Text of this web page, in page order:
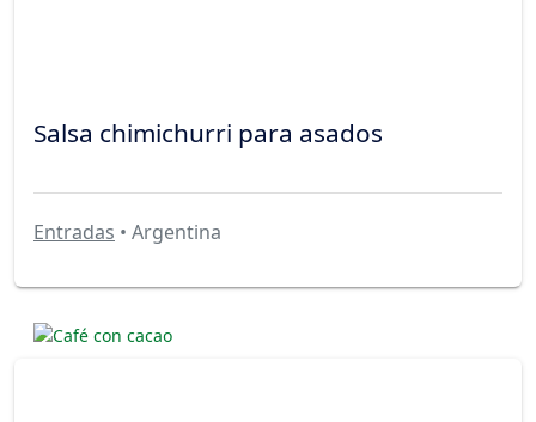
Salsa chimichurri para asados
Entradas • Argentina